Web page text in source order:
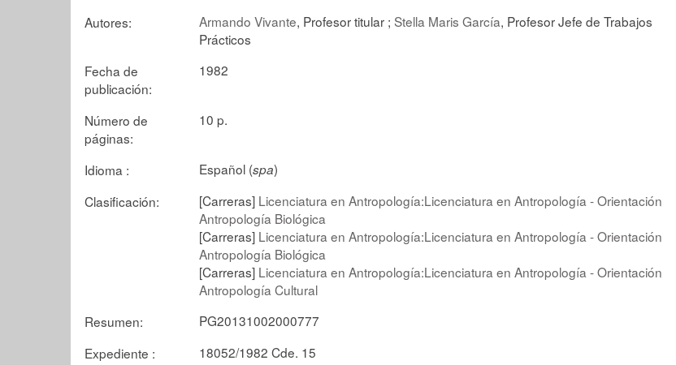
Autores:
Armando Vivante, Profesor titular ; Stella Maris García, Profesor Jefe de Trabajos
Prácticos
Fecha de
publicación:
1982
Número de
páginas:
10 p.
Idioma : Español (spa)
Clasificación:
[Carreras] Licenciatura en Antropología:Licenciatura en Antropología - Orientación
Antropología Biológica
[Carreras] Licenciatura en Antropología:Licenciatura en Antropología - Orientación
Antropología Biológica
[Carreras] Licenciatura en Antropología:Licenciatura en Antropología - Orientación
Antropología Cultural
Resumen:
PG20131002000777
Expediente :
18052/1982 Cde. 15